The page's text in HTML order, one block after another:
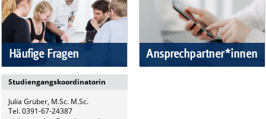
Häufige Fragen Ansprechpartner*innen
Studiengangskoordinatorin
Julia Grüber, M.Sc. M.Sc.
Tel. 0391-67-24387